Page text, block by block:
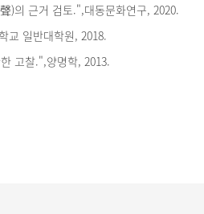
)의 근거 검토.",대동문화연구, 2020.
교 일반대학원, 2018.
고찰.",양명학, 2013.